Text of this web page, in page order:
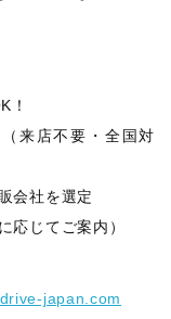
！
来店不要・全国対
会社を選定
応じてご案内）
japan.com